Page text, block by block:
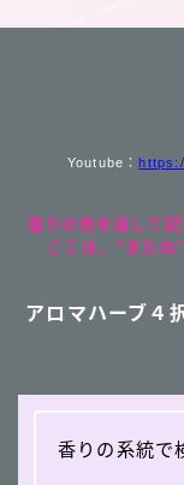
Youtube：
香りの色を通して
ここは、“またね
アロマハーブ４
香りの系統で